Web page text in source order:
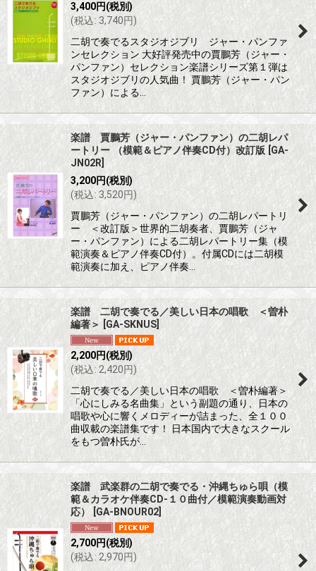
3,400円(税別)
(税込: 3,740円)
二胡で奏でるスタジオジブリ ジャー・パンファ
ンセレクション 大好評発売中の賈鵬芳（ジャー・
パンファン）セレクション楽譜シリーズ第１弾は
スタジオジブリの人気曲！ 賈鵬芳（ジャー・パン
ファン）による…
楽譜 賈鵬芳（ジャー・パンファン）の二胡レパ
ートリー （模範＆ピアノ伴奏CD付）改訂版
GA-
JN02R
3,200円(税別)
(税込: 3,520円)
賈鵬芳（ジャー・パンファン）の二胡レパートリ
ー ＜改訂版＞世界的二胡奏者、賈鵬芳（ジャ
ー・パンファン）による二胡レパートリー集（模
範演奏＆ピアノ伴奏CD付）。付属CDには二胡模
範演奏に加え、ピアノ伴奏…
楽譜 二胡で奏でる／美しい日本の唱歌 ＜曽朴
編著＞ [ GA-SKNUS]
2,200円(税別)
(税込: 2,420円)
二胡で奏でる／美しい日本の唱歌 ＜曽朴編著＞
「心にしみる名曲集」という副題の通り、日本の
唱歌や心に響くメロディーが詰まった、全１００
曲収載の楽譜集です！ 日本国内で大きなスクール
をもつ曽朴氏が…
楽譜 武楽群の二胡で奏でる・沖縄ちゅら唄（模
範＆カラオケ伴奏CD-１０曲付／模範演奏動画対
応）
GA-BNOUR02]
2,700円(税別)
(税込: 2,970円)